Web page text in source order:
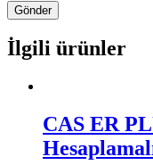
İlgili ürünler
CAS ER